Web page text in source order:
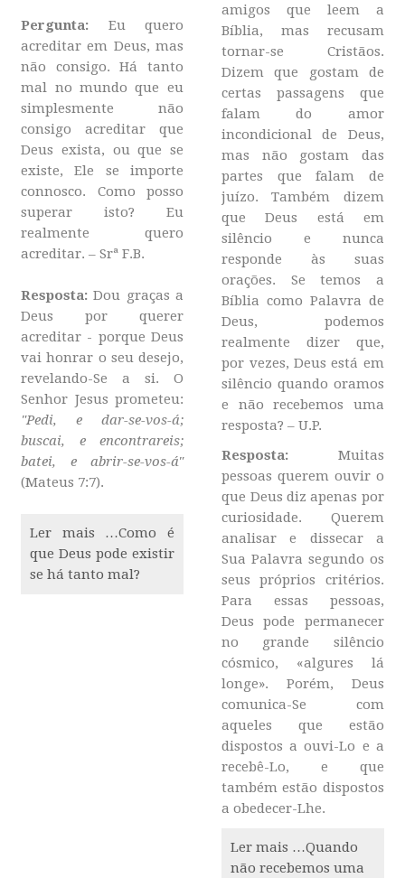
Pergunta: Eu quero
acreditar em Deus, mas
não consigo. Há tanto
mal no mundo que eu
simplesmente não
consigo acreditar que
Deus exista, ou que se
existe, Ele se importe
connosco. Como posso
superar isto? Eu
realmente quero
acreditar. – Srª F.B.
Resposta: Dou graças a
Deus por querer
acreditar - porque Deus
vai honrar o seu desejo,
revelando-Se a si. O
Senhor Jesus prometeu:
"Pedi, e dar-se-vos-á;
buscai, e encontrareis;
batei, e abrir-se-vos-á"
(Mateus 7:7).
Ler mais …Como é
que Deus pode existir
se há tanto mal?
amigos que leem a
Bíblia, mas recusam
tornar-se Cristãos.
Dizem que gostam de
certas passagens que
falam do amor
incondicional de Deus,
mas não gostam das
partes que falam de
juízo. Também dizem
que Deus está em
silêncio e nunca
responde às suas
orações. Se temos a
Bíblia como Palavra de
Deus, podemos
realmente dizer que,
por vezes, Deus está em
silêncio quando oramos
e não recebemos uma
resposta? – U.P.
Resposta: Muitas
pessoas querem ouvir o
que Deus diz apenas por
curiosidade. Querem
analisar e dissecar a
Sua Palavra segundo os
seus próprios critérios.
Para essas pessoas,
Deus pode permanecer
no grande silêncio
cósmico, «algures lá
longe». Porém, Deus
comunica-Se com
aqueles que estão
dispostos a ouvi-Lo e a
recebê-Lo, e que
também estão dispostos
a obedecer-Lhe.
Ler mais …Quando
não recebemos uma